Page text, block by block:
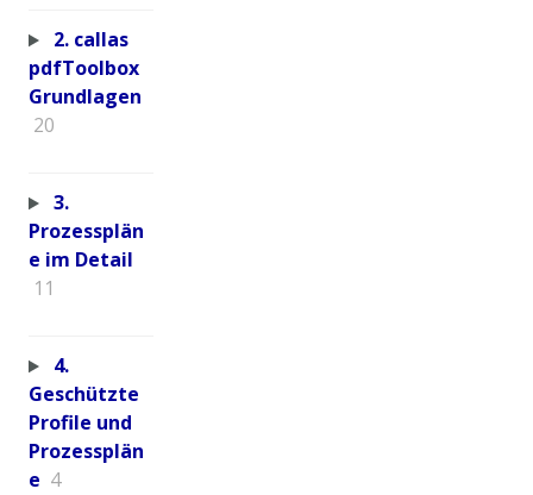
2. callas
pdfToolbox
Grundlagen
20
3.
Prozessplän
e im Detail
11
4.
Geschützte
Profile und
Prozessplän
e 4